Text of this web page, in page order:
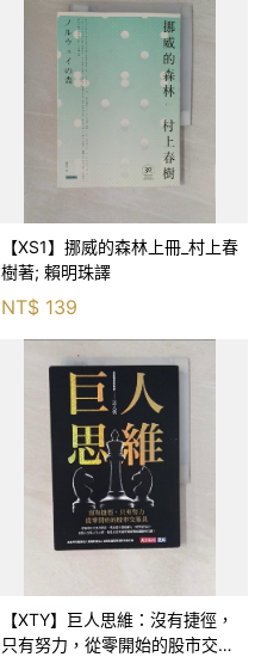
【XS1】挪威的森林上冊_村上春
樹著; 賴明珠譯
NT$ 139
【XTY】巨人思維：沒有捷徑，
只有努力，從零開始的股市交易